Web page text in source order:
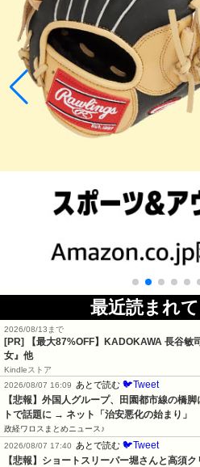
最近読まれ
2026/08/13まで
[PR] 【最大87%OFF】KADOKAWA 長谷敏
女』他
Kindleストア
2026/08/07 16:09
あとで読む 🐦Tweet
【悲報】外国人グループ、田園都市線の橋
トで話題に → ネット「治安悪化の始まり」
政経ワロスまとめニュース♪
2026/08/07 17:40
あとで読む 🐦Tweet
【悲報】ショートスリーパー堀さんと高須